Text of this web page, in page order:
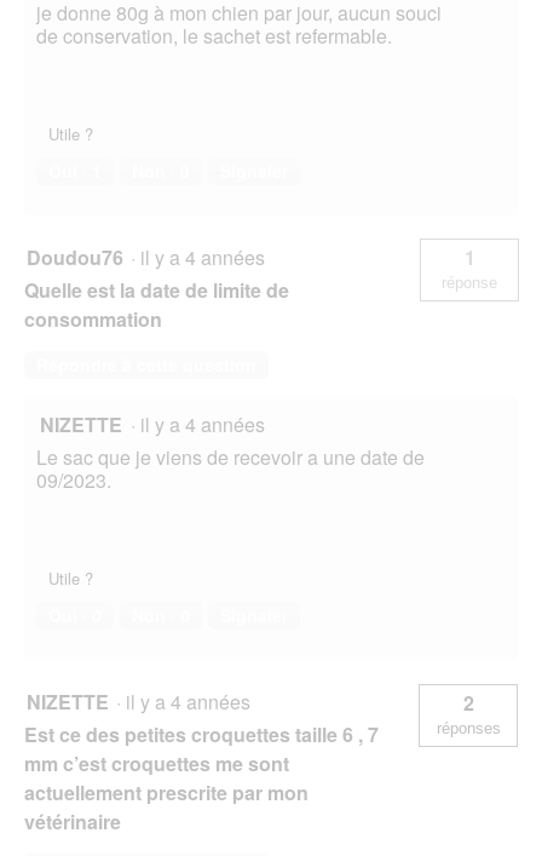
je donne 80g à mon chien par jour, aucun souci
de conservation, le sachet est refermable.
Utile ?
Doudou76 · il y a 4 années
Quelle est la date de limite de
consommation
1
réponse
NIZETTE · il y a 4 années
Le sac que je viens de recevoir a une date de
09/2023.
Utile ?
NIZETTE · il y a 4 années
Est ce des petites croquettes taille 6 , 7
mm c’est croquettes me sont
actuellement prescrite par mon
vétérinaire
2
réponses